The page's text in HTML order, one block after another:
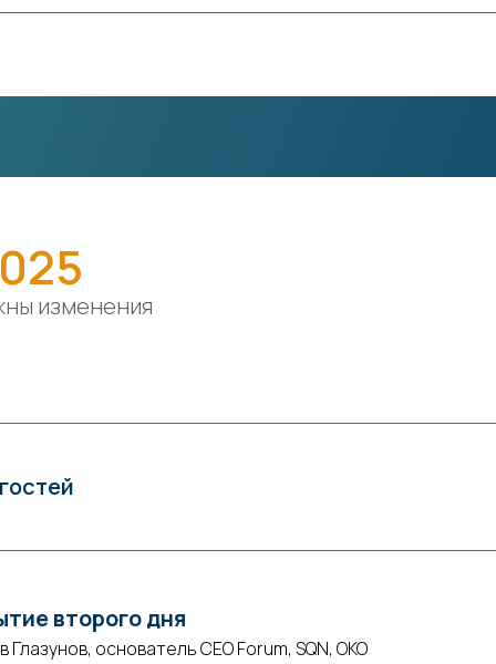
изменения
второго дня
Глазунов, основатель СЕО Forum, SQN, ОКО